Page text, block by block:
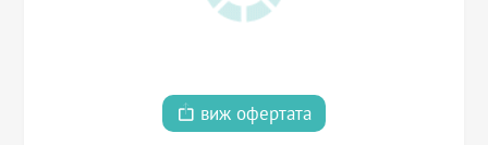
виж офертата